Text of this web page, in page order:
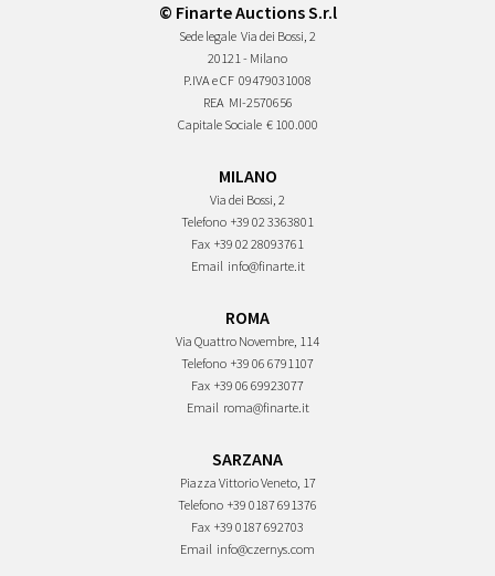
© Finarte Auctions S.r.l
Sede legale Via dei Bossi, 2
20121 - Milano
P.IVA e CF 09479031008
REA MI-2570656
Capitale Sociale € 100.000
MILANO
Via dei Bossi, 2
Telefono +39 02 3363801
Fax +39 02 28093761
Email info@finarte.it
ROMA
Via Quattro Novembre, 114
Telefono +39 06 6791107
Fax +39 06 69923077
Email roma@finarte.it
SARZANA
Piazza Vittorio Veneto, 17
Telefono +39 0187 691376
Fax +39 0187 692703
Email info@czernys.com